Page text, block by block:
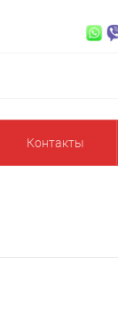
Контакты